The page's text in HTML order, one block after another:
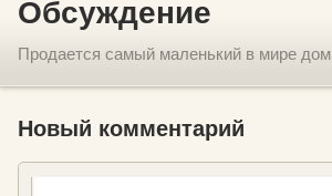
Обсуждение
Продается самый маленький в мире дом
Новый комментарий